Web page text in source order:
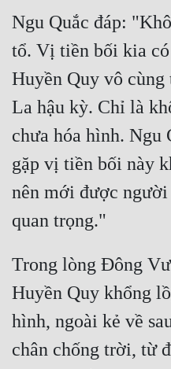
Ngu Quắc đáp:
tổ. Vị tiền bối kia
Huyền Quy vô
La hậu kỳ. Chỉ là
chưa hóa hình. Ngu
gặp vị tiền bối này
nên mới được
Trong lòng Đông
Huyền Quy khổng
hình, ngoài kẻ về
chân chống trời, từ